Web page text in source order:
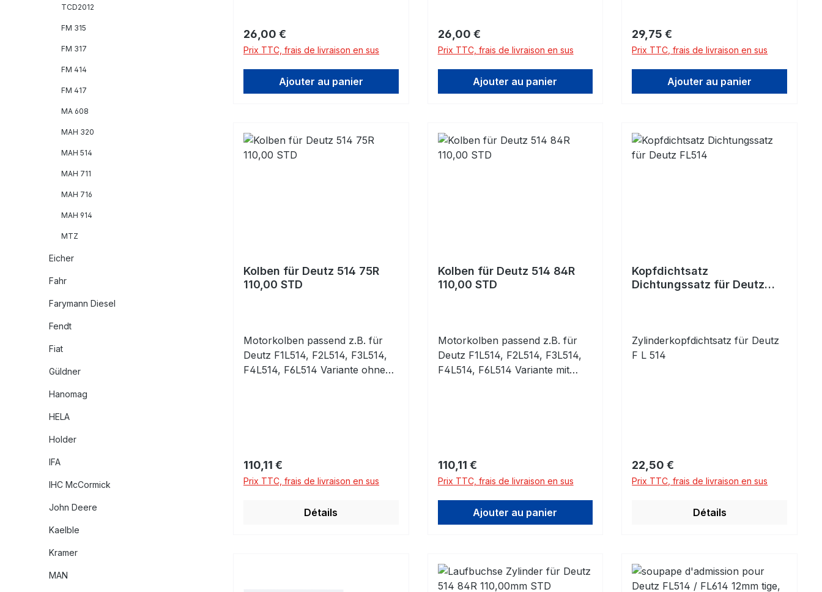
TCD2012
FM 315
FM 317
FM 414
FM 417
MA 608
MAH 320
MAH 514
MAH 711
MAH 716
MAH 914
MTZ
Eicher
Fahr
Farymann Diesel
Fendt
Fiat
Güldner
Hanomag
HELA
Holder
IFA
IHC McCormick
John Deere
Kaelble
Kramer
MAN
Prix régulier :
26,00 €
Prix TTC, frais de livraison en sus
Ajouter au panier
Prix régulier :
26,00 €
Prix TTC, frais de livraison en sus
Ajouter au panier
Prix régulier :
29,75 €
Prix TTC, frais de livraison en sus
Ajouter au panier
Kolben für Deutz 514 75R
110,00 STD
Motorkolben passend z.B. für
Deutz F1L514, F2L514, F3L514,
F4L514, F6L514 Variante ohne
Prix régulier :
110,11 €
Prix TTC, frais de livraison en sus
Détails
Kolben für Deutz 514 84R
110,00 STD
Motorkolben passend z.B. für
Deutz F1L514, F2L514, F3L514,
F4L514, F6L514 Variante mit
Prix régulier :
110,11 €
Prix TTC, frais de livraison en sus
Ajouter au panier
Kopfdichtsatz
Dichtungssatz für Deutz
Zylinderkopfdichtsatz für Deutz
F L 514
Prix régulier :
22,50 €
Prix TTC, frais de livraison en sus
Détails